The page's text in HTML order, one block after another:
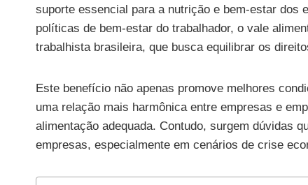
suporte essencial para a nutrição e bem-estar dos
políticas de bem-estar do trabalhador, o vale
trabalhista brasileira, que busca equilibrar os
Este benefício não apenas promove melhores
uma relação mais harmônica entre empresas e
alimentação adequada. Contudo, surgem dúvidas
empresas, especialmente em cenários de crise